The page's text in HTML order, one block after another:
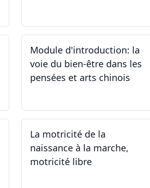
Module d'introduction: la
voie du bien-être dans les
pensées et arts chinois
La motricité de la
naissance à la marche,
motricité libre